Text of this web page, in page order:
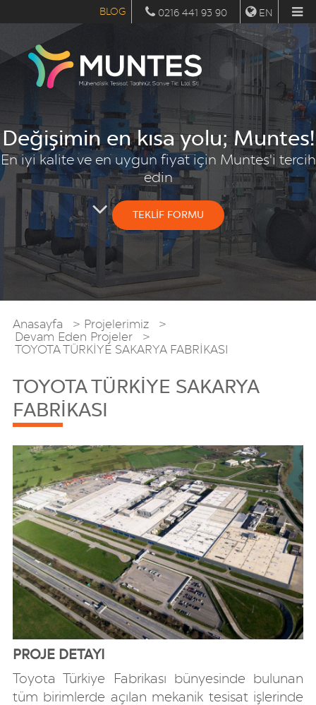
EN
0216 441 93 90
BLOG
Değişimin en kısa yolu; Muntes!
En iyi kalite ve en uygun fiyat için Muntes'i tercih
edin
TEKLİF FORMU
Anasayfa
Projelerimiz
Devam Eden Projeler
TOYOTA TÜRKİYE SAKARYA FABRİKASI
TOYOTA TÜRKİYE SAKARYA
FABRİKASI
PROJE DETAYI
Toyota Türkiye Fabrikası bünyesinde bulunan
tüm birimlerde açılan mekanik tesisat işlerinde